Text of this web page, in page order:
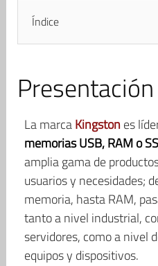
Índice
Presentación
La marcaKingstones
memorias USB, RAM o
amplia gama de
usuarios y necesidades;
memoria, hasta RAM,
tanto a nivel industrial,
servidores, como a nivel
equipos y dispositivos.